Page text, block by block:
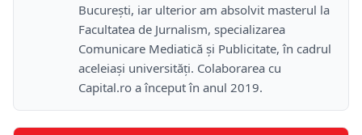
București, iar ulterior am absolvit masterul la
Facultatea de Jurnalism, specializarea
Comunicare Mediatică și Publicitate, în cadrul
aceleiași universități. Colaborarea cu
Capital.ro a început în anul 2019.